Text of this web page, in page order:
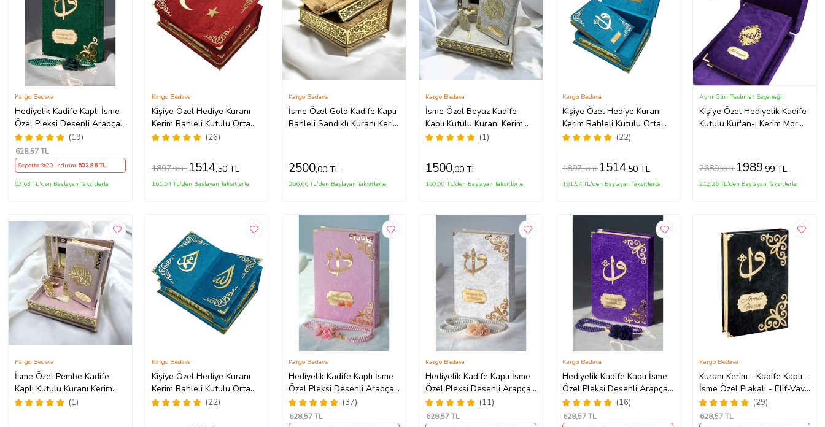
Hediyelik Kadife Kaplı İsme
Özel Pleksi Desenli Arapça
Orta Boy Kuranı Kerim Yeşil
(19)
Kargo Bedava
628,57 TL
Sepette %20 İndirim 502,86 TL
53,63 TL'den Başlayan Taksitlerle
Kişiye Özel Hediye Kuranı
Kerim Rahleli Kutulu Orta
Boy (Kırmızı)
(26)
Kargo Bedava
1897,50 TL 1514,50 TL
161,54 TL'den Başlayan Taksitlerle
İsme Özel Gold Kadife Kaplı
Rahleli Sandıklı Kuranı Kerim
Kargo Bedava
2500,00 TL
266,66 TL'den Başlayan Taksitlerle
İsme Özel Beyaz Kadife
Kaplı Kutulu Kuranı Kerim
Seti
(1)
Kargo Bedava
1500,00 TL
160,00 TL'den Başlayan Taksitlerle
Kişiye Özel Hediye Kuranı
Kerim Rahleli Kutulu Orta
Boy (Turkuaz) (22)
Kargo Bedava
1897,50 TL 1514,50 TL
161,54 TL'den Başlayan Taksitlerle
Kişiye Özel Hediyelik Kadife
Kutulu Kur'an-ı Kerim Mor
Aynı Gün Teslimat Seçeneği
2689,99 TL 1989,99 TL
212,26 TL'den Başlayan Taksitlerle
İsme Özel Pembe Kadife
Kaplı Kutulu Kuranı Kerim
Seti
(1)
Kargo Bedava
Kişiye Özel Hediye Kuranı
Kerim Rahleli Kutulu Orta
Boy (Mavi)
(22)
Kargo Bedava
Hediyelik Kadife Kaplı İsme
Özel Pleksi Desenli Arapça
Orta Boy Kuranı Kerim
Pembe
(37)
Kargo Bedava
628,57 TL
Hediyelik Kadife Kaplı İsme
Özel Pleksi Desenli Arapça
Orta Boy Kuranı Kerim
Beyaz
(11)
Kargo Bedava
628,57 TL
Hediyelik Kadife Kaplı İsme
Özel Pleksi Desenli Arapça
Orta Boy Kuranı Kerim Mor
(16)
Kargo Bedava
628,57 TL
Kuranı Kerim - Kadife Kaplı -
İsme Özel Plakalı - Elif-Vav
Harfli - Sade Arapça - Orta
Boy
(29)
Kargo Bedava
628,57 TL